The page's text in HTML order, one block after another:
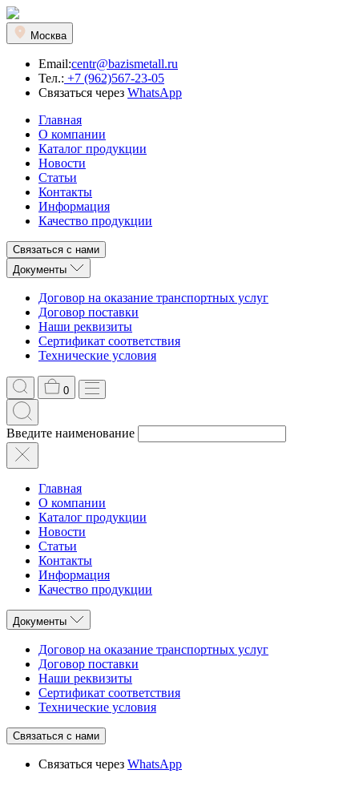
Москва
Email:centr@bazismetall.ru
Тел.: +7 (962)567-23-05
Связаться через WhatsApp
Главная
О компании
Каталог продукции
Новости
Статьи
Контакты
Информация
Качество продукции
Связаться с нами
Документы
Договор на оказание транспортных услуг
Договор поставки
Наши реквизиты
Сертификат соответствия
Технические условия
0
Введите наименование
Главная
О компании
Каталог продукции
Новости
Статьи
Контакты
Информация
Качество продукции
Документы
Договор на оказание транспортных услуг
Договор поставки
Наши реквизиты
Сертификат соответствия
Технические условия
Связаться с нами
Связаться через WhatsApp